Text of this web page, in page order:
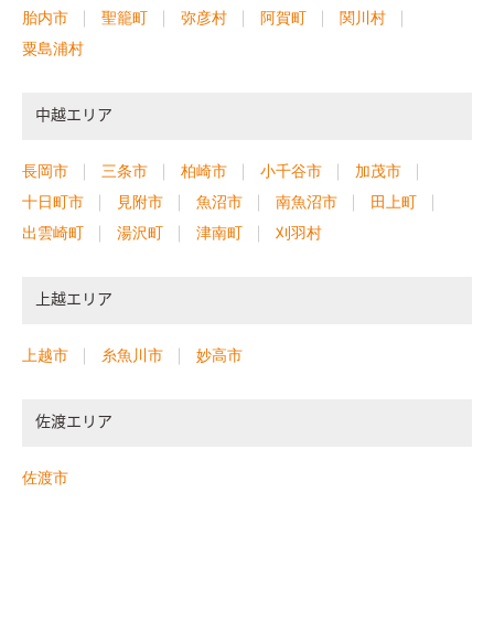
胎内市
聖籠町 弥彦村 阿賀町
関川村
粟島浦村
中越エリア
長岡市 三条市 柏崎市 小千谷市
加茂市
十日町市
見附市 魚沼市 南魚沼市
田上町
出雲崎町
湯沢町 津南町 刈羽村
上越エリア
上越市 糸魚川市 妙高市
佐渡エリア
佐渡市